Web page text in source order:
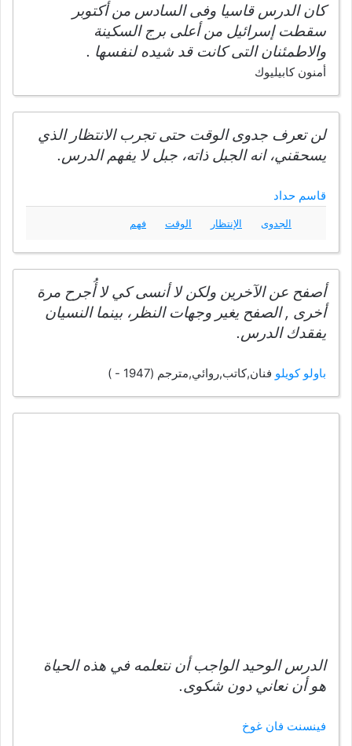
كان الدرس قاسيا وفى السادس من أكتوبر
سقطت إسرائيل من أعلى برج السكينة
والاطمئنان التى كانت قد شيده لنفسها .
أمنون كابيليوك
لن تعرف جدوى الوقت حتى تجرب الانتظار الذي
يسحقني، انه الجبل ذاته، جبل لا يفهم الدرس.
قاسم حداد
الجدوى الإنتظار الوقت فهم
‏أصفح عن الآ‌خرين ولكن لا‌ أنسى كي لا‌ أُجرح مرة
أخرى , الصفح يغير وجهات النظر، بينما النسيان
يفقدك الدرس.
باولو كويلو فنان,كاتب,روائي,مترجم (1947 - )
الدرس الوحيد الواجب أن نتعلمه في هذه الحياة
هو أن نعاني دون شكوى.
فينسنت فان غوخ